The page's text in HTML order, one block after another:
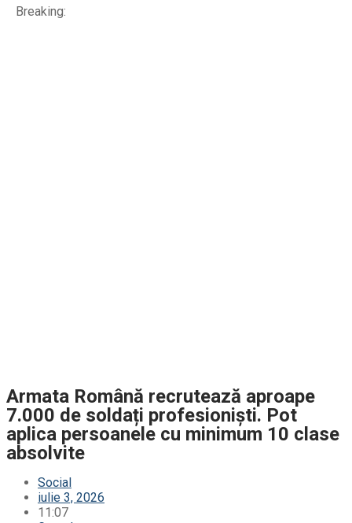
Breaking:
Armata Română recrutează aproape
7.000 de soldați profesioniști. Pot
aplica persoanele cu minimum 10 clase
absolvite
Social
iulie 3, 2026
11:07